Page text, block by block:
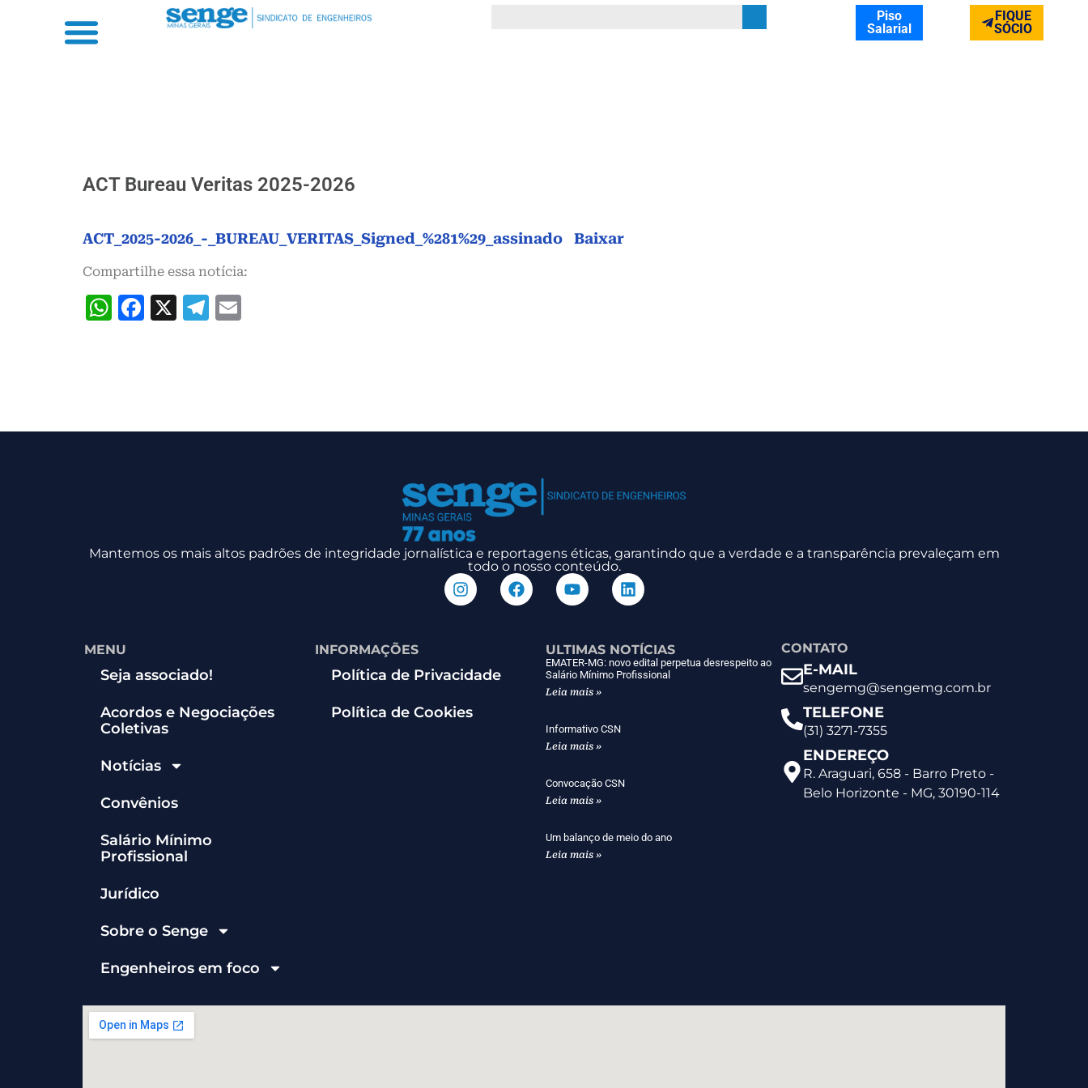
Piso
Salarial
FIQUE
SÓCIO
ACT Bureau Veritas 2025-2026
ACT_2025-2026_-_BUREAU_VERITAS_Signed_%281%29_assinado Baixar
Compartilhe essa notícia:
WhatsApp
Facebook
X Telegram
Mantemos os mais altos padrões de integridade jornalística e reportagens éticas, garantindo que a verdade e a transparência prevaleçam em
todo o nosso conteúdo.
MENU
Seja associado!
Acordos e Negociações
Coletivas
Notícias
Convênios
Salário Mínimo
Profissional
Jurídico
Sobre o Senge
Engenheiros em foco
INFORMAÇÕES
Política de Privacidade
Política de Cookies
ULTIMAS NOTÍCIAS
EMATER-MG: novo edital perpetua desrespeito ao
Salário Mínimo Profissional
Leia mais »
Informativo CSN
Leia mais »
Convocação CSN
Leia mais »
Um balanço de meio do ano
Leia mais »
CONTATO
E-MAIL
sengemg@sengemg.com.br
TELEFONE
(31) 3271-7355
ENDEREÇO
R. Araguari, 658 - Barro Preto -
Belo Horizonte - MG, 30190-114